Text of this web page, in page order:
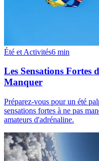
Été et Activités6 min
Les Sensations Fortes
Manquer
Préparez-vous pour un été
sensations fortes à ne pas
amateurs d'adrénaline.